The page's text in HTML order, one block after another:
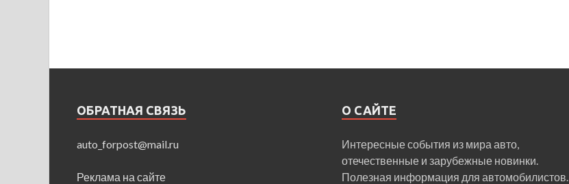
ОБРАТНАЯ СВЯЗЬ
auto_forpost@mail.ru
Реклама на сайте
О САЙТЕ
Интересные события из мира авто,
отечественные и зарубежные новинки.
Полезная информация для автомобилистов.